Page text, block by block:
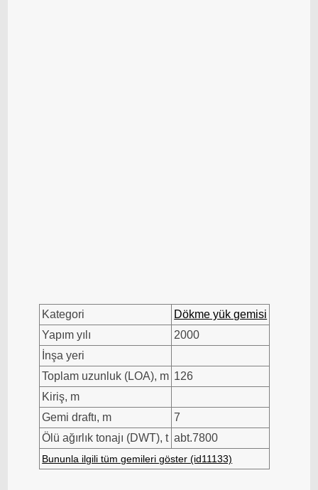
Kategori
Dökme yük gemisi
Yapım yılı
2000
İnşa yeri
Toplam uzunluk (LOA), m 126
Kiriş, m
Gemi draftı, m
7
Ölü ağırlık tonajı (DWT), t abt.7800
Bununla ilgili tüm gemileri göster (id11133)